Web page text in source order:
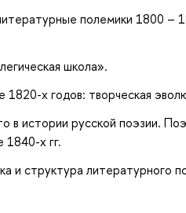
полемики 1800 –
школа».
х годов: творческая
истории русской поэзии.
1840-х гг.
и структура литературного